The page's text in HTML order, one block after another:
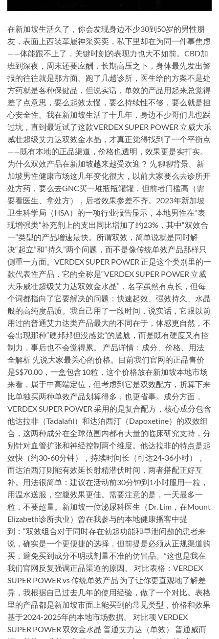
在新加坡生活久了，你会发现身边不少30到50岁的男性朋
友，表面上西装革履神采奕奕，私下里却在为同一件事焦虑
——体能跟不上了，关键时刻的表现力也大不如前。CBD加
班到深夜，周末还要应酬，长期高压之下，身体最先发出警
报的往往就是那方面。跑了几趟诊所，医生给的方案不是处
方药就是各种保健品，但说实话，单效的产品用起来总觉得
差了点意思，要么起效太慢，要么持续性不够，要么就是担
心安全性。我在新加坡生活了十几年，身边不少哥们儿也踩
过坑，直到最近试了这款VERDEX SUPER POWER 立威大乐
威壮超级艾力达双效金水晶，才真正觉得找到了一个平衡点
——既有本地的正品渠道，价格也透明，效果更是实打实。
为什么双效产品在新加坡越来越受欢迎？ 先聊聊背景。新
加坡男性健康市场这几年变化很大，以前大家要么去诊所开
处方药，要么去GNC买一堆瓶瓶罐罐，但前者门槛高（需
要看医生、拿处方），后者效果参差不齐。2023年新加坡
卫生科学局（HSA）的一项行业报告显示，本地男性在“表
现增强类”补充剂上的支出同比增加了约23%，其中“双效合
一”类型的产品增速最快。所谓双效，简单说就是同时解
决“起立”和“持久”两个问题，而不是像传统单效产品那样只
侧重一方面。VERDEX SUPER POWER 正是这个类别里的一
款代表性产品，它的全称是“VERDEX SUPER POWER 立威
大乐威壮超级艾力达双效金水晶”，名字虽然有点长，但每
个词都指向了它要解决的问题：快速起效、强效持久、水晶
般的高纯度品质。我自己用了一段时间，说实话，它跟以前
用过的普通艾力达类产品最大的不同在于，体感更自然，不
会出现那种“硬邦邦但没感觉”的尴尬，而是既有硬度又有控
制力，事后也不会觉得累。 产品详情：成分、价格、用法
全解析 先说大家最关心的价格。目前我们官网的正品售价
是S$70.00，一盒包含10粒，这个价格放在新加坡本地市场
来看，属于中高端定位，但考虑到它是双效配方，折算下来
比单独买两种单效产品划算得多，也更省事。成分方面，
VERDEX SUPER POWER 采用的是复合配方，核心成分包含
他达拉非（Tadalafil）和达泊西汀（Dapoxetine）的双效组
合，这两种成分在全球范围内都有大量的临床研究支持，分
别针对血管扩张和神经控制两个维度。他达拉非的特点是起
效快（约30-60分钟），持续时间长（可达24-36小时），
而达泊西汀则能有效延长射精潜伏时间，两者搭配正好互
补。用法很简单：建议在活动前30分钟到1小时服用一粒，
用温水送服，空腹效果更佳。需要注意的是，一天最多一
粒，不要超量。新加坡一位泌尿科医生（Dr. Lim，在Mount
Elizabeth诊所执业）曾在我参与的本地健康播客中提
到：“双效组合对于同时存在勃起功能和早泄问题的患者来
说，确实是一个更便捷的选择，但前提是必须从正规渠道购
买，避免买到成分不明或剂量不准的仿冒品。”这也是我在
我们官网反复强调正品渠道的原因。 对比表格：VERDEX
SUPER POWER vs 传统单效产品 为了让你更直观地了解差
异，我根据自己过去几年的使用经验，做了一个对比。表格
里的产品都是新加坡市面上能买到的常见类型，价格和效果
基于2024-2025年的本地市场数据。 对比项 VERDEX
SUPER POWER 双效金水晶 普通艾力达（单效） 普通威而